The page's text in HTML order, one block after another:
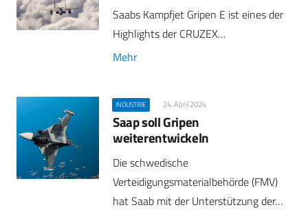
Saabs Kampfjet Gripen E ist eines der
Highlights der CRUZEX…
Mehr
INDUSTRIE 24. April 2024
Saap soll Gripen
weiterentwickeln
Die schwedische
Verteidigungsmaterialbehörde (FMV)
hat Saab mit der Unterstützung der…